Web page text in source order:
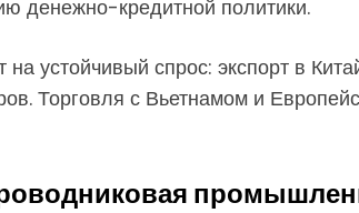
денежно-кредитной политики.
устойчивый спрос: экспорт в
Торговля с Вьетнамом и